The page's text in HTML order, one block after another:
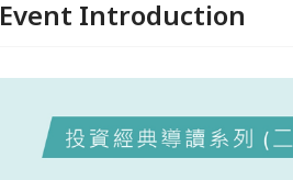
Event Introduction